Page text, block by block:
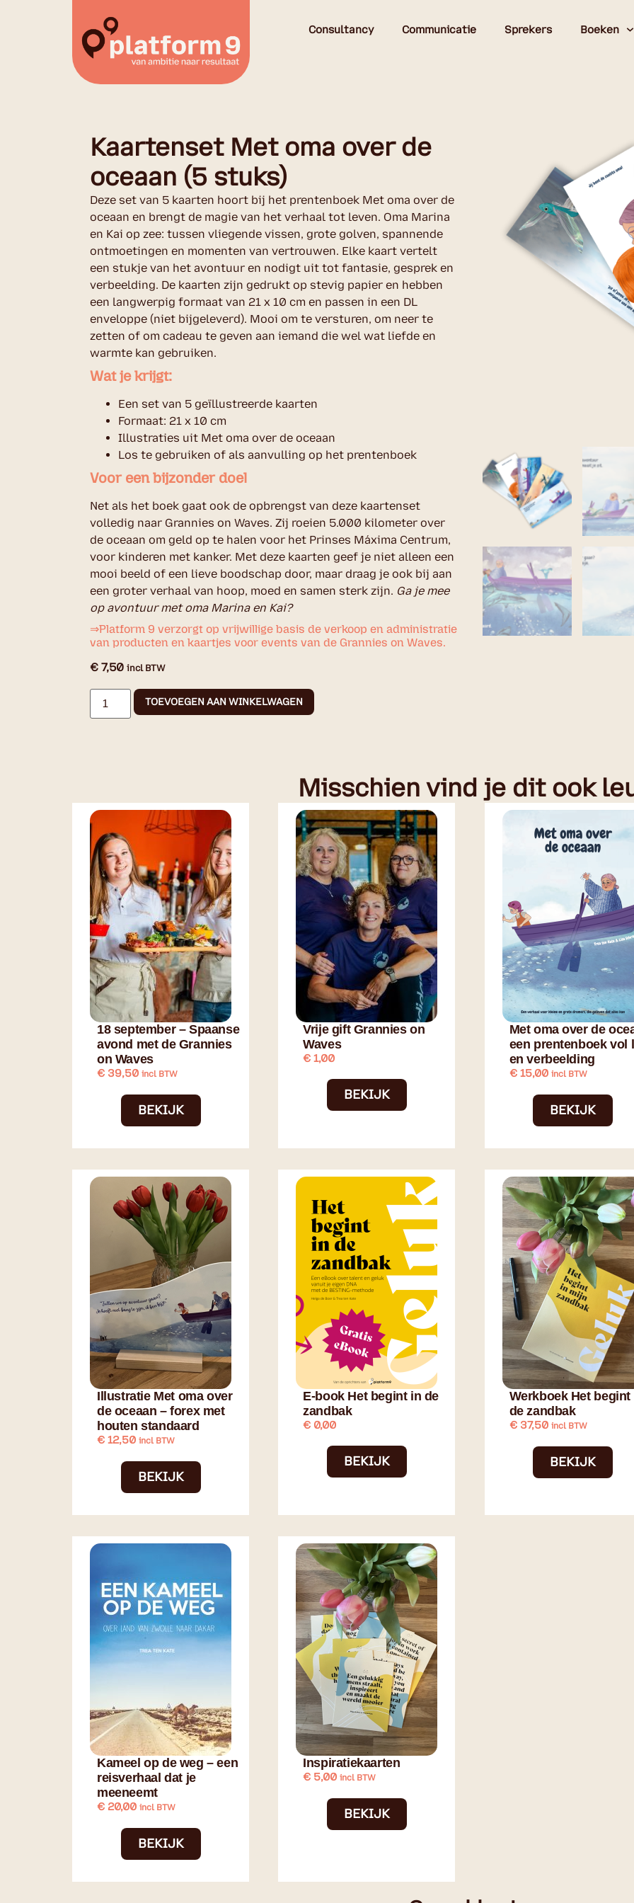
Consultancy Communicatie Sprekers Boeken
Kaartenset Met oma over de
oceaan (5 stuks)
Deze set van 5 kaarten hoort bij het prentenboek Met oma over de
oceaan en brengt de magie van het verhaal tot leven. Oma Marina
en Kai op zee: tussen vliegende vissen, grote golven, spannende
ontmoetingen en momenten van vertrouwen. Elke kaart vertelt
een stukje van het avontuur en nodigt uit tot fantasie, gesprek en
verbeelding. De kaarten zijn gedrukt op stevig papier en hebben
een langwerpig formaat van 21 x 10 cm en passen in een DL
enveloppe (niet bijgeleverd). Mooi om te versturen, om neer te
zetten of om cadeau te geven aan iemand die wel wat liefde en
warmte kan gebruiken.
Wat je krijgt:
Een set van 5 geïllustreerde kaarten
Formaat: 21 x 10 cm
Illustraties uit Met oma over de oceaan
Los te gebruiken of als aanvulling op het prentenboek
Voor een bijzonder doel
Net als het boek gaat ook de opbrengst van deze kaartenset
volledig naar Grannies on Waves. Zij roeien 5.000 kilometer over
de oceaan om geld op te halen voor het Prinses Máxima Centrum,
voor kinderen met kanker. Met deze kaarten geef je niet alleen een
mooi beeld of een lieve boodschap door, maar draag je ook bij aan
een groter verhaal van hoop, moed en samen sterk zijn. Ga je mee
op avontuur met oma Marina en Kai?
⇒Platform 9 verzorgt op vrijwillige basis de verkoop en administratie
van producten en kaartjes voor events van de Grannies on Waves.
€ 7,50 incl BTW
TOEVOEGEN AAN WINKELWAGEN
Misschien vind je dit ook
18 september – Spaanse
avond met de Grannies
on Waves
€ 39,50 incl BTW
BEKIJK
Vrije gift Grannies on
Waves
€ 1,00
BEKIJK
Met oma over de
een prentenboek vol
en verbeelding
€15,00 incl BTW
BEKIJK
Illustratie Met oma over
de oceaan – forex met
houten standaard
€ 12,50 incl BTW
BEKIJK
E-book Het begint in de
zandbak
€ 0,00
BEKIJK
Werkboek Het begint
de zandbak
€37,50 incl BTW
BEKIJK
Kameel op de weg – een
reisverhaal dat je
meeneemt
€ 20,00 incl BTW
BEKIJK
Inspiratiekaarten
€ 5,00 incl BTW
BEKIJK